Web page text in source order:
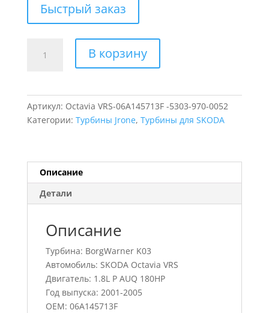
Быстрый заказ
товара
Octavia
0052,
06A145713F
В корзину
Артикул: Octavia VRS-06A145713F -5303-970-0052
Категории: Турбины Jrone, Турбины для SKODA
Описание
Детали
Описание
Турбина: BorgWarner K03
Автомобиль: SKODA Octavia VRS
Двигатель: 1.8L P AUQ 180HP
Год выпуска: 2001-2005
OEM: 06A145713F